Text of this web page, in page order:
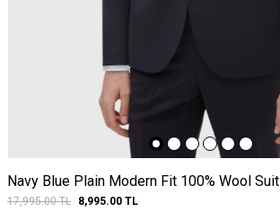
Navy Blue Plain Modern Fit 100% Wool Suit
17,995.00TL 8,995.00 TL